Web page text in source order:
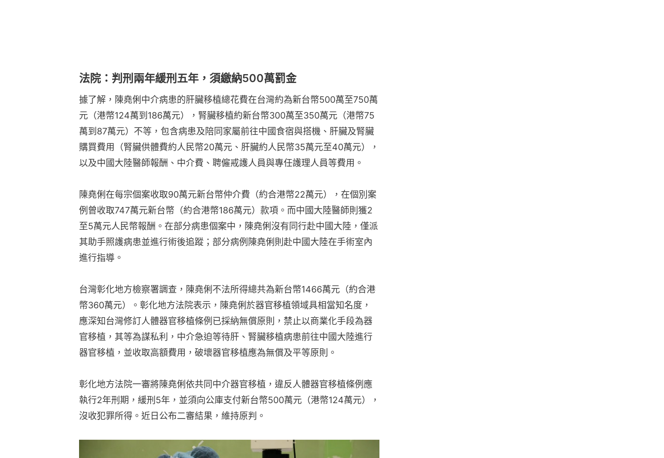
法院：判刑兩年緩刑五年，須繳納500萬罰金
據了解，陳堯俐中介病患的肝臟移植總花費在台灣約為新台幣500萬至750萬
元（港幣124萬到186萬元），腎臟移植約新台幣300萬至350萬元（港幣75
萬到87萬元）不等，包含病患及陪同家屬前往中國食宿與搭機、肝臟及腎臟
購買費用（腎臟供體費約人民幣20萬元、肝臟約人民幣35萬元至40萬元），
以及中國大陸醫師報酬、中介費、聘僱戒護人員與專任護理人員等費用。
陳堯俐在每宗個案收取90萬元新台幣仲介費（約合港幣22萬元），在個別案
例曾收取747萬元新台幣（約合港幣186萬元）款項。而中國大陸醫師則獲2
至5萬元人民幣報酬。在部分病患個案中，陳堯俐沒有同行赴中國大陸，僅派
其助手照護病患並進行術後追蹤；部分病例陳堯俐則赴中國大陸在手術室內
進行指導。
台灣彰化地方檢察署調查，陳堯俐不法所得總共為新台幣1466萬元（約合港
幣360萬元）。彰化地方法院表示，陳堯俐於器官移植領域具相當知名度，
應深知台灣修訂人體器官移植條例已採納無償原則，禁止以商業化手段為器
官移植，其等為謀私利，中介急迫等待肝、腎臟移植病患前往中國大陸進行
器官移植，並收取高額費用，破壞器官移植應為無償及平等原則。
彰化地方法院一審將陳堯俐依共同中介器官移植，違反人體器官移植條例應
執行2年刑期，緩刑5年，並須向公庫支付新台幣500萬元（港幣124萬元），
沒收犯罪所得。近日公布二審結果，維持原判。